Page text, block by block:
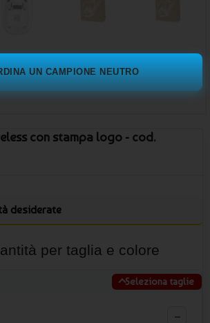
UN CAMPIONE NEUTRO
con stampa logo - cod.
desiderate
per taglia e colore
Seleziona taglie
−